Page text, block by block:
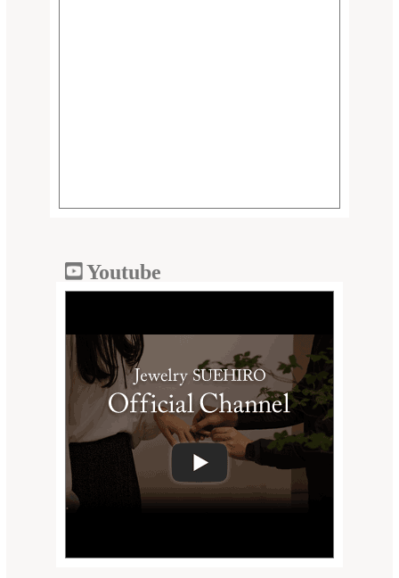
Youtube